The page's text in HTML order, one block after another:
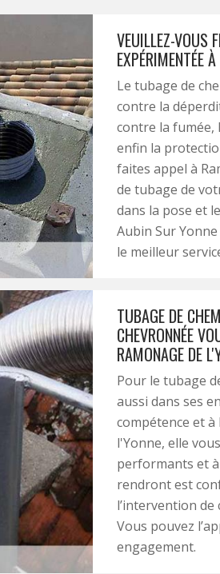
VEUILLEZ-VOUS
EXPÉRIMENTÉE
Le tubage de
contre la
contre la fumée,
enfin la
faites appel à
de tubage de
dans la pose et
Aubin Sur
le meilleur
TUBAGE DE
CHEVRONNÉE
RAMONAGE DE
Pour le tubage
aussi dans ses
compétence et à
l'Yonne, elle
performants et à
rendront est
l’intervention
Vous pouvez
engagement.